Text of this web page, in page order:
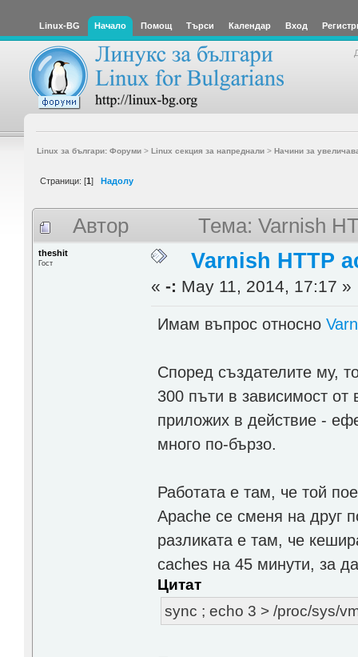
Linux-BG Начало Помощ Търси Календар Вход
Linux за българи: Форуми> Linux секция за напреднали> Начини за
Страници: [1] Надолу
Автор Тема: Varnish
theshit
Гост Varnish HTTP
«-: May 11, 2014, 17:17 »
Имам въпрос относно
Според създателите му,
300 пъти в зависимост от
приложих в действие -
много по-бързо.
Работата е там, че той
Apache се сменя на друг
разликата е там, че
caches на 45 минути, за
Цитат
sync ; echo 3 > /proc/sys/